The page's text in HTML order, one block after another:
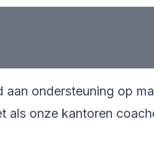
aan ondersteuning op
als onze kantoren